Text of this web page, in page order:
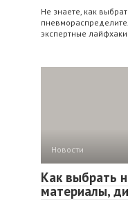
Не знаете, как
экспертные
Новости
Как выбрать
материалы,